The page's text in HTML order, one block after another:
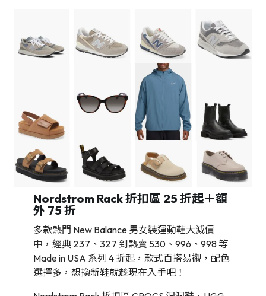
Nordstrom Rack 折扣區 25 折起＋額
外 75 折
多款熱門 New Balance 男女裝運動鞋大減價
中，經典 237、327 到熱賣 530、996、998 等
Made in USA 系列 4 折起，款式百搭易襯，配色
選擇多，想換新鞋就趁現在入手吧！